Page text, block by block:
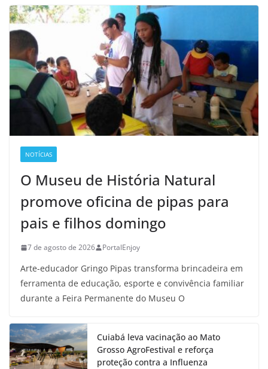
NOTÍCIAS
O Museu de História Natural
promove oficina de pipas para
pais e filhos domingo
7 de agosto de 2026 PortalEnjoy
Arte-educador Gringo Pipas transforma brincadeira em
ferramenta de educação, esporte e convivência familiar
durante a Feira Permanente do Museu O
Cuiabá leva vacinação ao Mato
Grosso AgroFestival e reforça
proteção contra a Influenza